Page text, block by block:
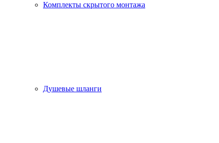
Комплекты скрытого монтажа
Душевые шланги